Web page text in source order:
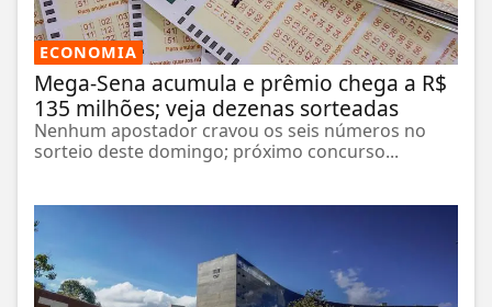
ECONOMIA
Mega-Sena acumula e prêmio chega a R$
135 milhões; veja dezenas sorteadas
Nenhum apostador cravou os seis números no
sorteio deste domingo; próximo concurso...